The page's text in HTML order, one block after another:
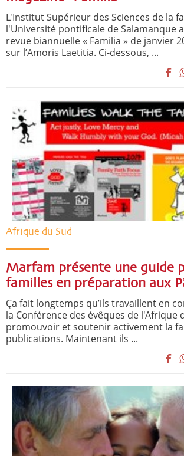
L'Institut Supérieur des Sciences de la
l'Université pontificale de Salamanque
revue biannuelle « Familia » de janvier
sur l’Amoris Laetitia. Ci-dessous, ...
Afrique du Sud
Marfam présente une guide
familles en préparation aux
Ça fait longtemps qu’ils travaillent en
la Conférence des évêques de l'Afrique
promouvoir et soutenir activement la
publications. Maintenant ils ...